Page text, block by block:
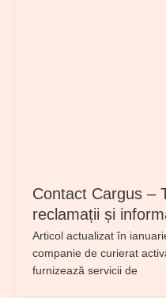
Contact Cargus –
reclamații și
Articol actualizat în
companie de curierat
furnizează servicii de